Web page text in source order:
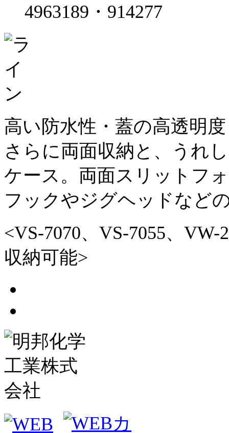
4963189・914277
高い防水性・蓋の高透明
さらに両面収納と、うれ
ケース。両面スリットフ
フックやジグヘッドなど
<VS-7070、VS-7055、
収納可能>